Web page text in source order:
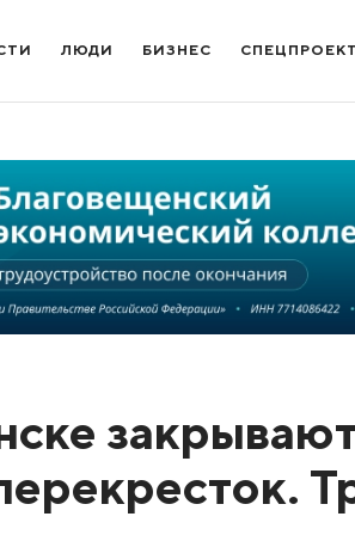
ЛЮДИ БИЗНЕС СПЕЦПРОЕКТ